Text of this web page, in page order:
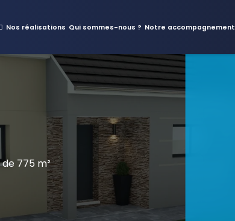
Nos réalisations Qui sommes-nous ? Notre accompagnement
775 m²